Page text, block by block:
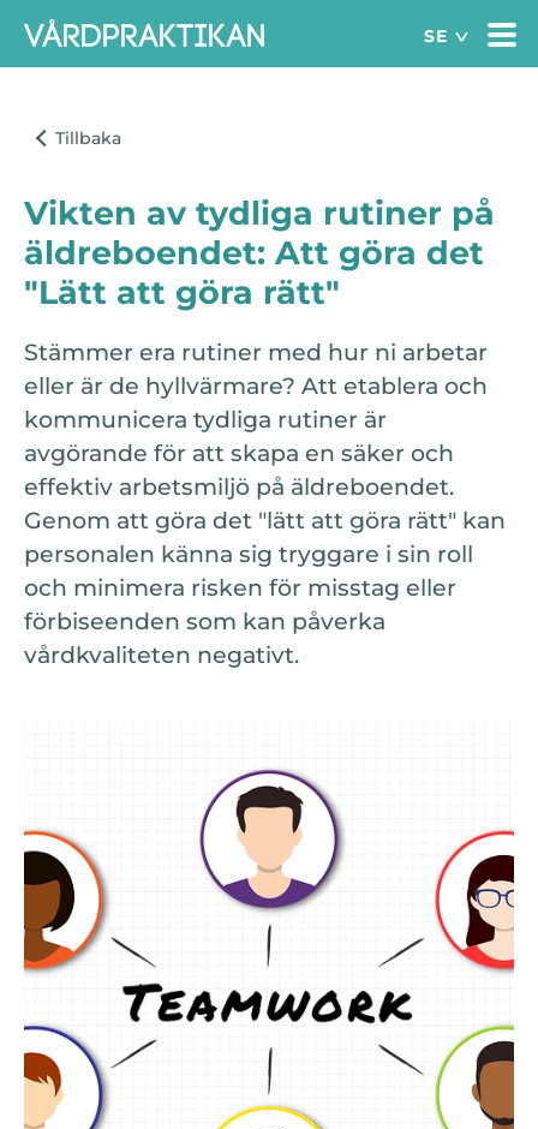
Vikten av tydliga rutiner på
äldreboendet: Att göra det
"Lätt att göra rätt"
Stämmer era rutiner med hur ni arbetar
eller är de hyllvärmare? Att etablera och
kommunicera tydliga rutiner är
avgörande för att skapa en säker och
effektiv arbetsmiljö på äldreboendet.
Genom att göra det "lätt att göra rätt" kan
personalen känna sig tryggare i sin roll
och minimera risken för misstag eller
förbiseenden som kan påverka
vårdkvaliteten negativt.